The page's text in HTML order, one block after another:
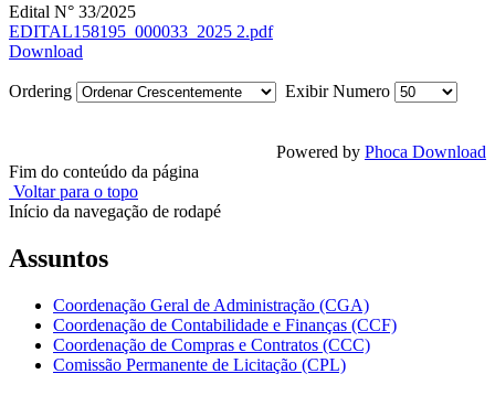
Edital N° 33/2025
EDITAL158195_000033_2025 2.pdf
Download
Ordering Exibir Numero
Powered by Phoca Download
Fim do conteúdo da página
Voltar para o topo
Início da navegação de rodapé
Assuntos
Coordenação Geral de Administração (CGA)
Coordenação de Contabilidade e Finanças (CCF)
Coordenação de Compras e Contratos (CCC)
Comissão Permanente de Licitação (CPL)